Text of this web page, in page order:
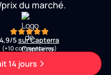
du marché.
4,9/5sur Capterra
(+10 commentaires)
14 jours